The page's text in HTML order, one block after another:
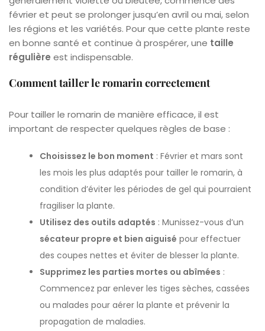
février et peut se prolonger jusqu’en avril ou mai, selon
les régions et les variétés. Pour que cette plante reste
en bonne santé et continue à prospérer, une taille
régulière est indispensable.
Comment tailler le romarin correctement
Pour tailler le romarin de manière efficace, il est
important de respecter quelques règles de base :
Choisissez le bon moment : Février et mars sont
les mois les plus adaptés pour tailler le romarin, à
condition d’éviter les périodes de gel qui pourraient
fragiliser la plante.
Utilisez des outils adaptés : Munissez-vous d’un
sécateur propre et bien aiguisé pour effectuer
des coupes nettes et éviter de blesser la plante.
Supprimez les parties mortes ou abîmées :
Commencez par enlever les tiges sèches, cassées
ou malades pour aérer la plante et prévenir la
propagation de maladies.